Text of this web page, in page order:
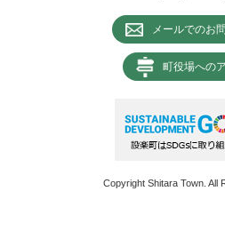
メールでのお
町役場への
Copyright Shitara Town. All